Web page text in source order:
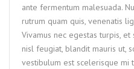
ante fermentum malesuada.
rutrum quam quis, venenatis
Vivamus nec egestas turpis,
nisl feugiat, blandit mauris ut,
vestibulum est scelerisque mi